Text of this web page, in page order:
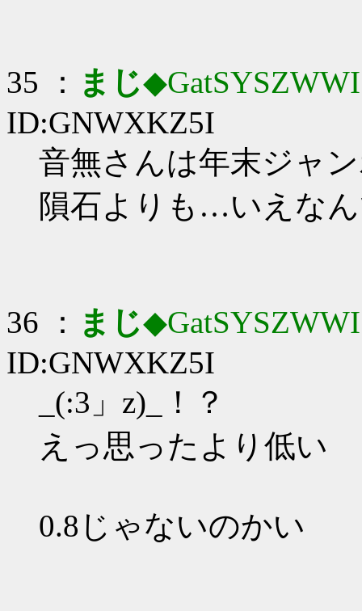
35 ： まじ◆GatSYSZWWI
ID:GNWXKZ5I
音無さんは年末ジャ
隕石よりも…いえな
36 ： まじ◆GatSYSZWWI
ID:GNWXKZ5I
_(:3」z)_！？
えっ思ったより低い
0.8じゃないのかい